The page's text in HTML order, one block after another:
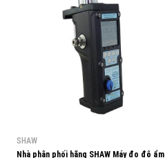
SHAW
Nhà phân phối hãng SHAW Máy đo độ ẩm